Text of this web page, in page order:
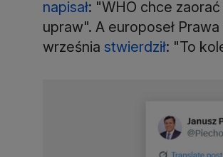
napisał: "WHO chce
upraw". A europoseł
września stwierdził: "To